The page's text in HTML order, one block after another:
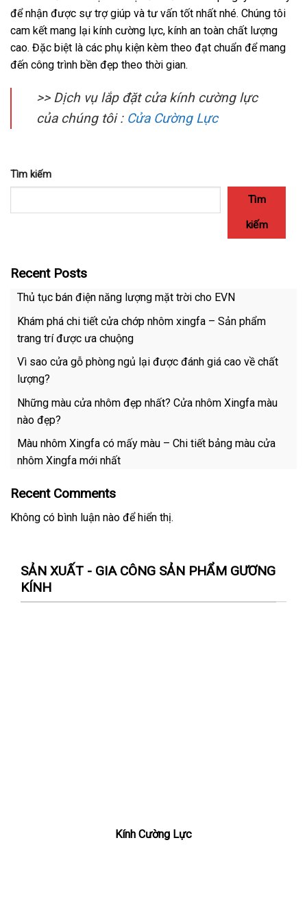
để nhận được sự trợ giúp và tư vấn tốt nhất nhé. Chúng tôi
cam kết mang lại kính cường lực, kính an toàn chất lượng
cao. Đặc biệt là các phụ kiện kèm theo đạt chuẩn để mang
đến công trình bền đẹp theo thời gian.
>> Dịch vụ lắp đặt cửa kính cường lực
của chúng tôi : Cửa Cường Lực
Tìm kiếm
Tìm
kiếm
Recent Posts
Thủ tục bán điện năng lượng mặt trời cho EVN
Khám phá chi tiết cửa chớp nhôm xingfa – Sản phẩm
trang trí được ưa chuộng
Vì sao cửa gỗ phòng ngủ lại được đánh giá cao về chất
lượng?
Những màu cửa nhôm đẹp nhất? Cửa nhôm Xingfa màu
nào đẹp?
Màu nhôm Xingfa có mấy màu – Chi tiết bảng màu cửa
nhôm Xingfa mới nhất
Recent Comments
Không có bình luận nào để hiển thị.
SẢN XUẤT - GIA CÔNG SẢN PHẨM GƯƠNG
KÍNH
Kính Cường Lực